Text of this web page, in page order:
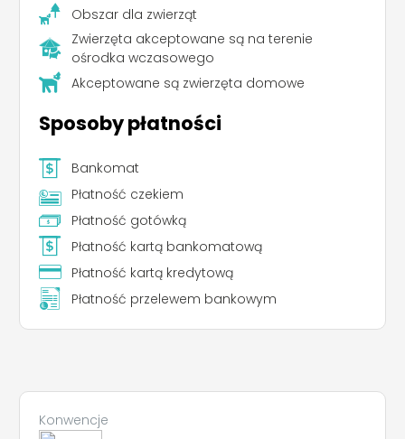
Obszar dla zwierząt
Zwierzęta akceptowane są na terenie
ośrodka wczasowego
Akceptowane są zwierzęta domowe
Sposoby płatności
Bankomat
Płatność czekiem
Płatność gotówką
Płatność kartą bankomatową
Płatność kartą kredytową
Płatność przelewem bankowym
Konwencje